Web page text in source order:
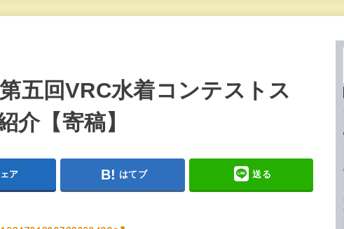
五回VRC水着コンテストス
介【寄稿】
ア はてブ 送る